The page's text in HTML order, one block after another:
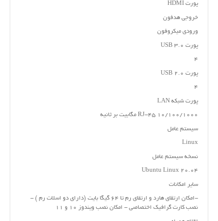
پورت HDMI
خروجی هدفون
ورودی میکروفون
پورت USB 3.0
۴
پورت USB 2.0
۴
پورت شبکه LAN
RJ-۴۵ ۱۰/۱۰۰/۱۰۰۰ مگابیت بر ثانیه
سیستم عامل
Linux
نسخه سیستم عامل
Ubuntu Linux ۲۰.۰۴
سایر امکانات
-امکان ارتقای هارد و ارتقای رم تا ۶۴ گیگا بایت (دارای دو اسلات رم ) -
نصب کارت گرافیک اختصاصی - امکان نصب ویندوز ۱۰ و ۱۱